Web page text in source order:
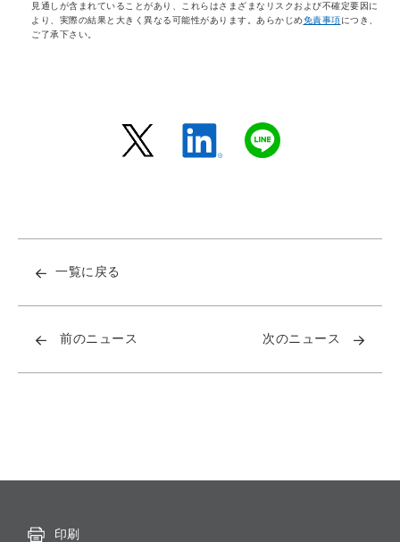
見通しが含まれていることがあり、これらはさまざまなリスクおよび不確定要因に
より、実際の結果と大きく異なる可能性があります。あらかじめ免責事項につき、
ご了承下さい。
一覧に戻る
前のニュース 次のニュース
印刷